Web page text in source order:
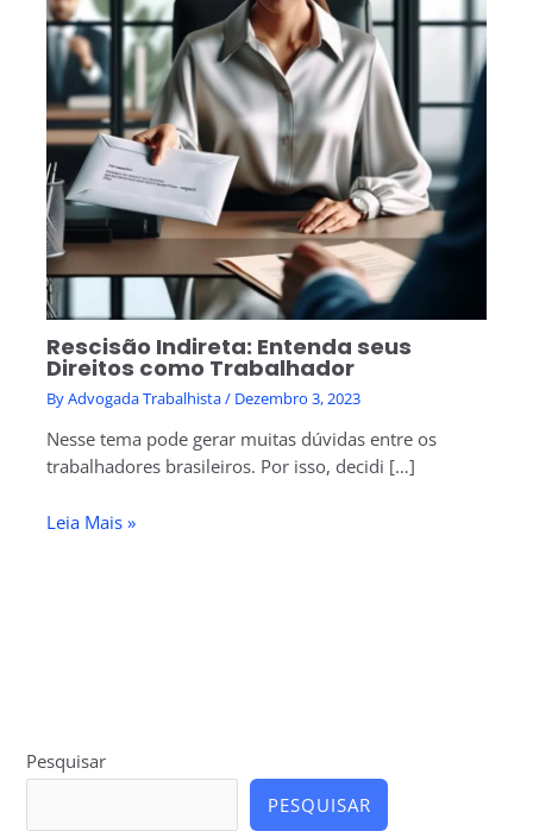
Rescisão Indireta: Entenda seus
Direitos como Trabalhador
ByAdvogada Trabalhista/ Dezembro 3, 2023
Nesse tema pode gerar muitas dúvidas entre os
trabalhadores brasileiros. Por isso, decidi […]
Leia Mais »
Pesquisar
PESQUISAR